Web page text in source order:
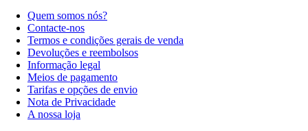
Quem somos nós?
Contacte-nos
Termos e condições gerais de venda
Devoluções e reembolsos
Informação legal
Meios de pagamento
Tarifas e opções de envio
Nota de Privacidade
A nossa loja